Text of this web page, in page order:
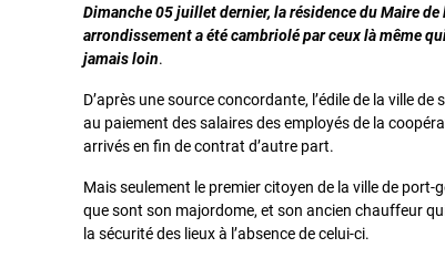
Dimanche 05 juillet dernier, la résidence du Maire
arrondissement a été cambriolé par ceux là même
jamais loin.
D’après une source concordante, l’édile de la ville
au paiement des salaires des employés de la
arrivés en fin de contrat d’autre part.
Mais seulement le premier citoyen de la ville de
que sont son majordome, et son ancien chauffeur
la sécurité des lieux à l’absence de celui-ci.